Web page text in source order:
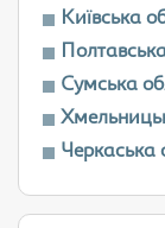
Київська
Сумська
Черкаська